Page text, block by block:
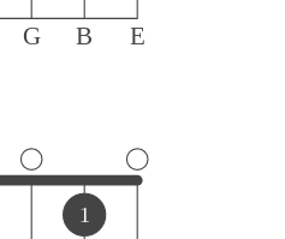
G B E
1